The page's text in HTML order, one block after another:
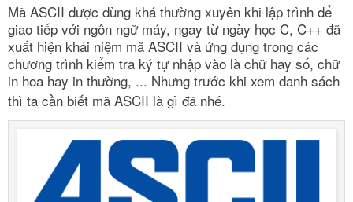
Mã ASCII được dùng khá thường xuyên khi lập trình để
giao tiếp với ngôn ngữ máy, ngay từ ngày học C, C++ đã
xuất hiện khái niệm mã ASCII và ứng dụng trong các
chương trình kiểm tra ký tự nhập vào là chữ hay số, chữ
in hoa hay in thường, ... Nhưng trước khi xem danh sách
thì ta cần biết mã ASCII là gì đã nhé.